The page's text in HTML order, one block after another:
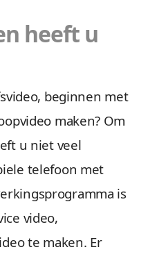
heeft u
beginnen met
maken? Om
u niet veel
telefoon met
is
video,
te maken. Er